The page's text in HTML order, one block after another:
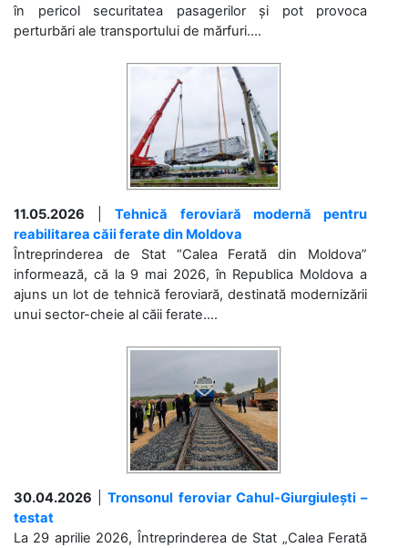
în pericol securitatea pasagerilor și pot provoca
perturbări ale transportului de mărfuri....
11.05.2026 |Tehnică feroviară modernă pentru
reabilitarea căii ferate din Moldova
Întreprinderea de Stat “Calea Ferată din Moldova”
informează, că la 9 mai 2026, în Republica Moldova a
ajuns un lot de tehnică feroviară, destinată modernizării
unui sector-cheie al căii ferate....
30.04.2026 |Tronsonul feroviar Cahul-Giurgiulești –
testat
La 29 aprilie 2026, Întreprinderea de Stat „Calea Ferată